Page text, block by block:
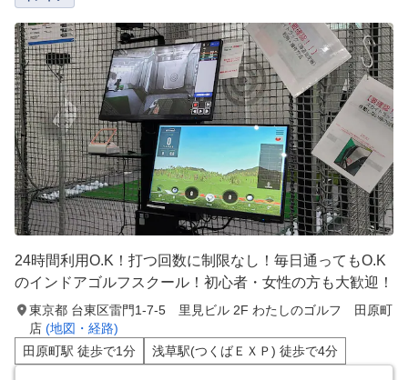
24時間利用O.K！打つ回数に制限なし！毎日通ってもO.K
のインドアゴルフスクール！初心者・女性の方も大歓迎！
東京都 台東区雷門1-7-5 里見ビル 2F わたしのゴルフ 田原町
店 (地図・経路)
田原町駅 徒歩で1分
浅草駅(つくばＥＸＰ) 徒歩で4分